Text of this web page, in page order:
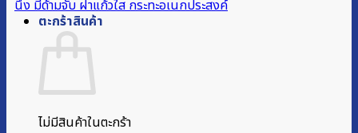
ตะกร้าสินค้า
ไม่มีสินค้าในตะกร้า